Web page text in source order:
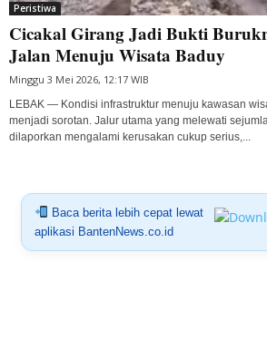
Peristiwa
Cicakal Girang Jadi Bukti
Jalan Menuju Wisata Baduy
Minggu 3 Mei 2026, 12:17 WIB
LEBAK — Kondisi infrastruktur menuju kawasan
menjadi sorotan. Jalur utama yang melewati
dilaporkan mengalami kerusakan cukup serius,...
Baca berita lebih cepat lewat
aplikasi BantenNews.co.id